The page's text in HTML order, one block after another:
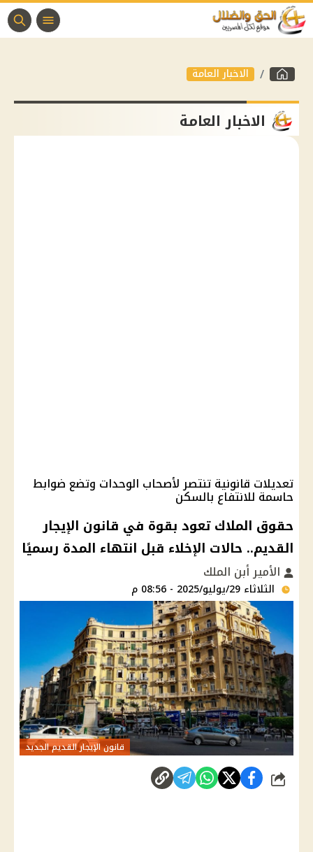
الاخبار العامة
الاخبار العامة
تعديلات قانونية تنتصر لأصحاب الوحدات وتضع ضوابط
حاسمة للانتفاع بالسكن
حقوق الملاك تعود بقوة في قانون الإيجار
القديم.. حالات الإخلاء قبل انتهاء المدة رسميًا
الأمير أبن الملك
الثلاثاء 29/يوليو/2025 - 08:56 م
قانون الإيجار القديم الجديد
شارك